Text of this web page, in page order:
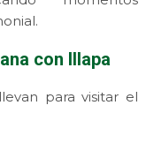
con Illapa
para visitar el